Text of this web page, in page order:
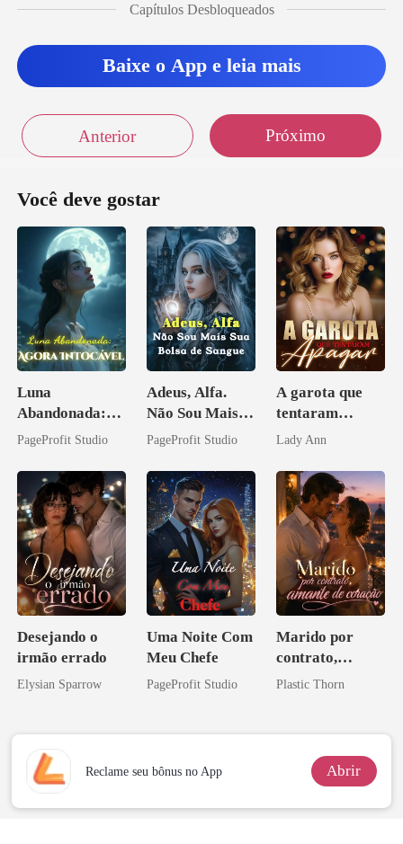
Capítulos Desbloqueados
Baixe o App e leia mais
Anterior Próximo
Você deve gostar
Luna
Abandonada:
Agora Intocável
PageProfit Studio
Adeus, Alfa.
Não Sou Mais
Sua Bolsa de
PageProfit Studio
A garota que
tentaram
apagar
Lady Ann
Desejando o
irmão errado
Elysian Sparrow
Uma Noite Com
Meu Chefe
PageProfit Studio
Marido por
contrato,
amante de
Plastic Thorn
Reclame seu bônus no App Abrir